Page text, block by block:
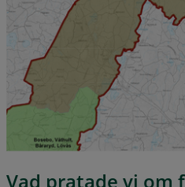
Vad pratade vi om